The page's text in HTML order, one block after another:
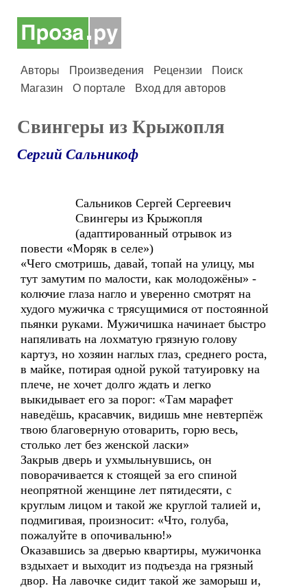
Авторы Произведения Рецензии
Поиск
Магазин
О портале Вход для авторов
Свингеры из Крыжопля
Сергий Сальникоф
Сальников Сергей Сергеевич
Свингеры из Крыжопля
(адаптированный отрывок из
повести «Моряк в селе»)
«Чего смотришь, давай, топай на улицу, мы
тут замутим по малости, как молодожёны» -
колючие глаза нагло и уверенно смотрят на
худого мужичка с трясущимися от постоянной
пьянки руками. Мужичишка начинает быстро
напяливать на лохматую грязную голову
картуз, но хозяин наглых глаз, среднего роста,
в майке, потирая одной рукой татуировку на
плече, не хочет долго ждать и легко
выкидывает его за порог: «Там марафет
наведёшь, красавчик, видишь мне невтерпёж
твою благоверную отоварить, горю весь,
столько лет без женской ласки»
Закрыв дверь и ухмыльнувшись, он
поворачивается к стоящей за его спиной
неопрятной женщине лет пятидесяти, с
круглым лицом и такой же круглой талией и,
подмигивая, произносит: «Что, голуба,
пожалуйте в опочивальню!»
Оказавшись за дверью квартиры, мужичонка
вздыхает и выходит из подъезда на грязный
двор. На лавочке сидит такой же заморыш и,